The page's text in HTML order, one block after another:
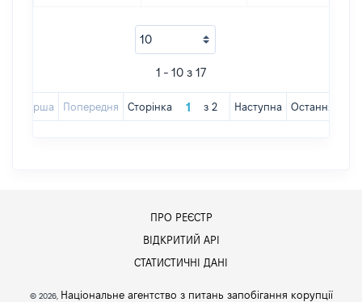
1 - 10 з 17
Перша Попередня Сторінка з 2 Наступна Остання
ПРО РЕЄСТР
ВІДКРИТИЙ АРІ
СТАТИСТИЧНІ ДАНІ
© 2026, Національне агентство з питань запобігання корупції